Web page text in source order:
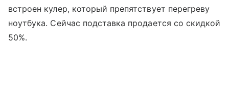
встроен кулер, который препятствует перегреву
ноутбука. Сейчас подставка продается со скидкой
50%.